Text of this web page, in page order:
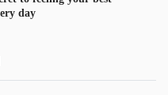
Chứng chỉ quỹ